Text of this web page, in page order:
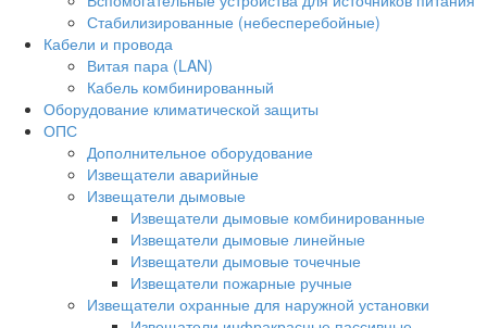
Стабилизированные (небесперебойные)
Кабели и провода
Витая пара (LAN)
Кабель комбинированный
Оборудование климатической защиты
ОПС
Дополнительное оборудование
Извещатели аварийные
Извещатели дымовые
Извещатели дымовые комбинированные
Извещатели дымовые линейные
Извещатели дымовые точечные
Извещатели пожарные ручные
Извещатели охранные для наружной установки